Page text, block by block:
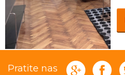
Pratite nas